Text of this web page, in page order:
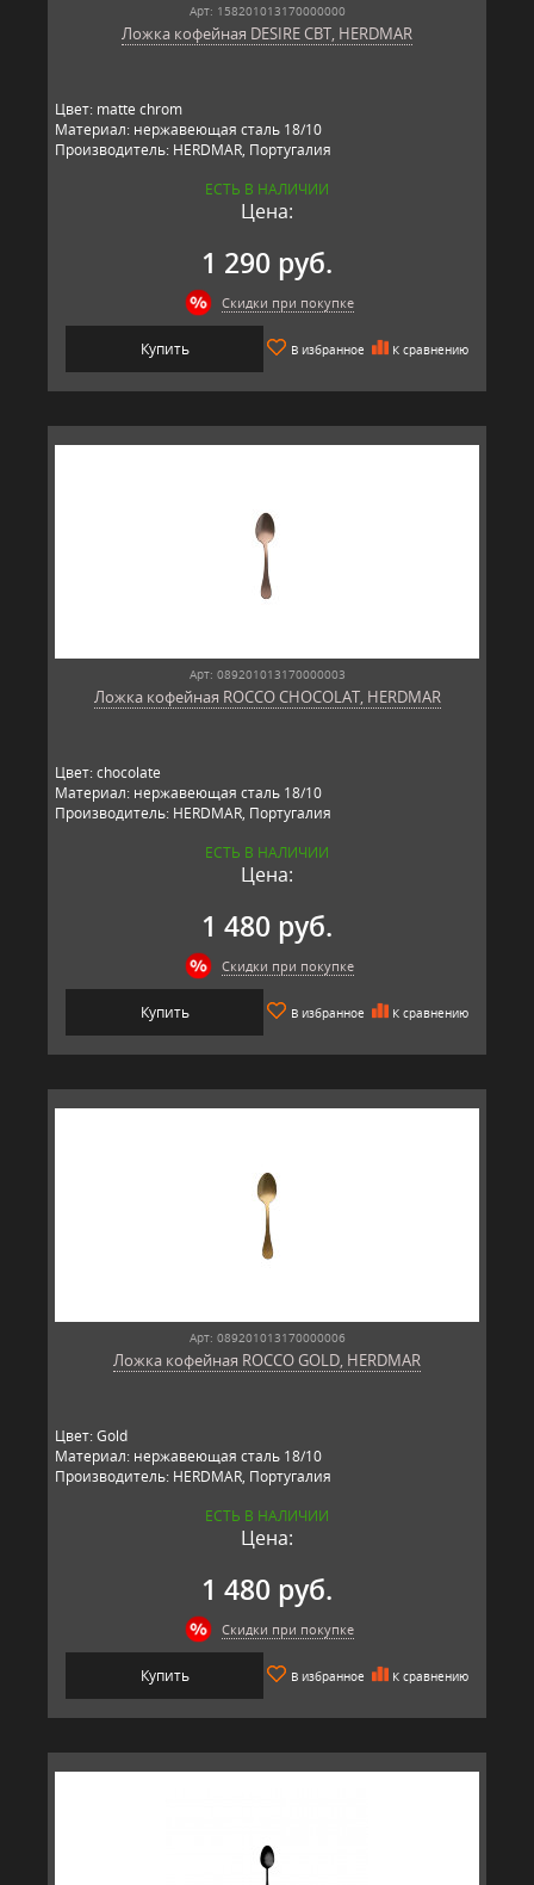
Арт: 158201013170000000
Ложка кофейная DESIRE CBT, HERDMAR
Цвет: matte chrom
Материал: нержавеющая сталь 18/10
Производитель: HERDMAR, Португалия
ЕСТЬ В НАЛИЧИИ
Цена:
1 290 руб.
Скидки при покупке
Купить В избранное К сравнению
Арт: 089201013170000003
Ложка кофейная ROCCO CHOCOLAT, HERDMAR
Цвет: chocolate
Материал: нержавеющая сталь 18/10
Производитель: HERDMAR, Португалия
ЕСТЬ В НАЛИЧИИ
Цена:
1 480 руб.
Скидки при покупке
Купить В избранное К сравнению
Арт: 089201013170000006
Ложка кофейная ROCCO GOLD, HERDMAR
Цвет: Gold
Материал: нержавеющая сталь 18/10
Производитель: HERDMAR, Португалия
ЕСТЬ В НАЛИЧИИ
Цена:
1 480 руб.
Скидки при покупке
Купить В избранное К сравнению